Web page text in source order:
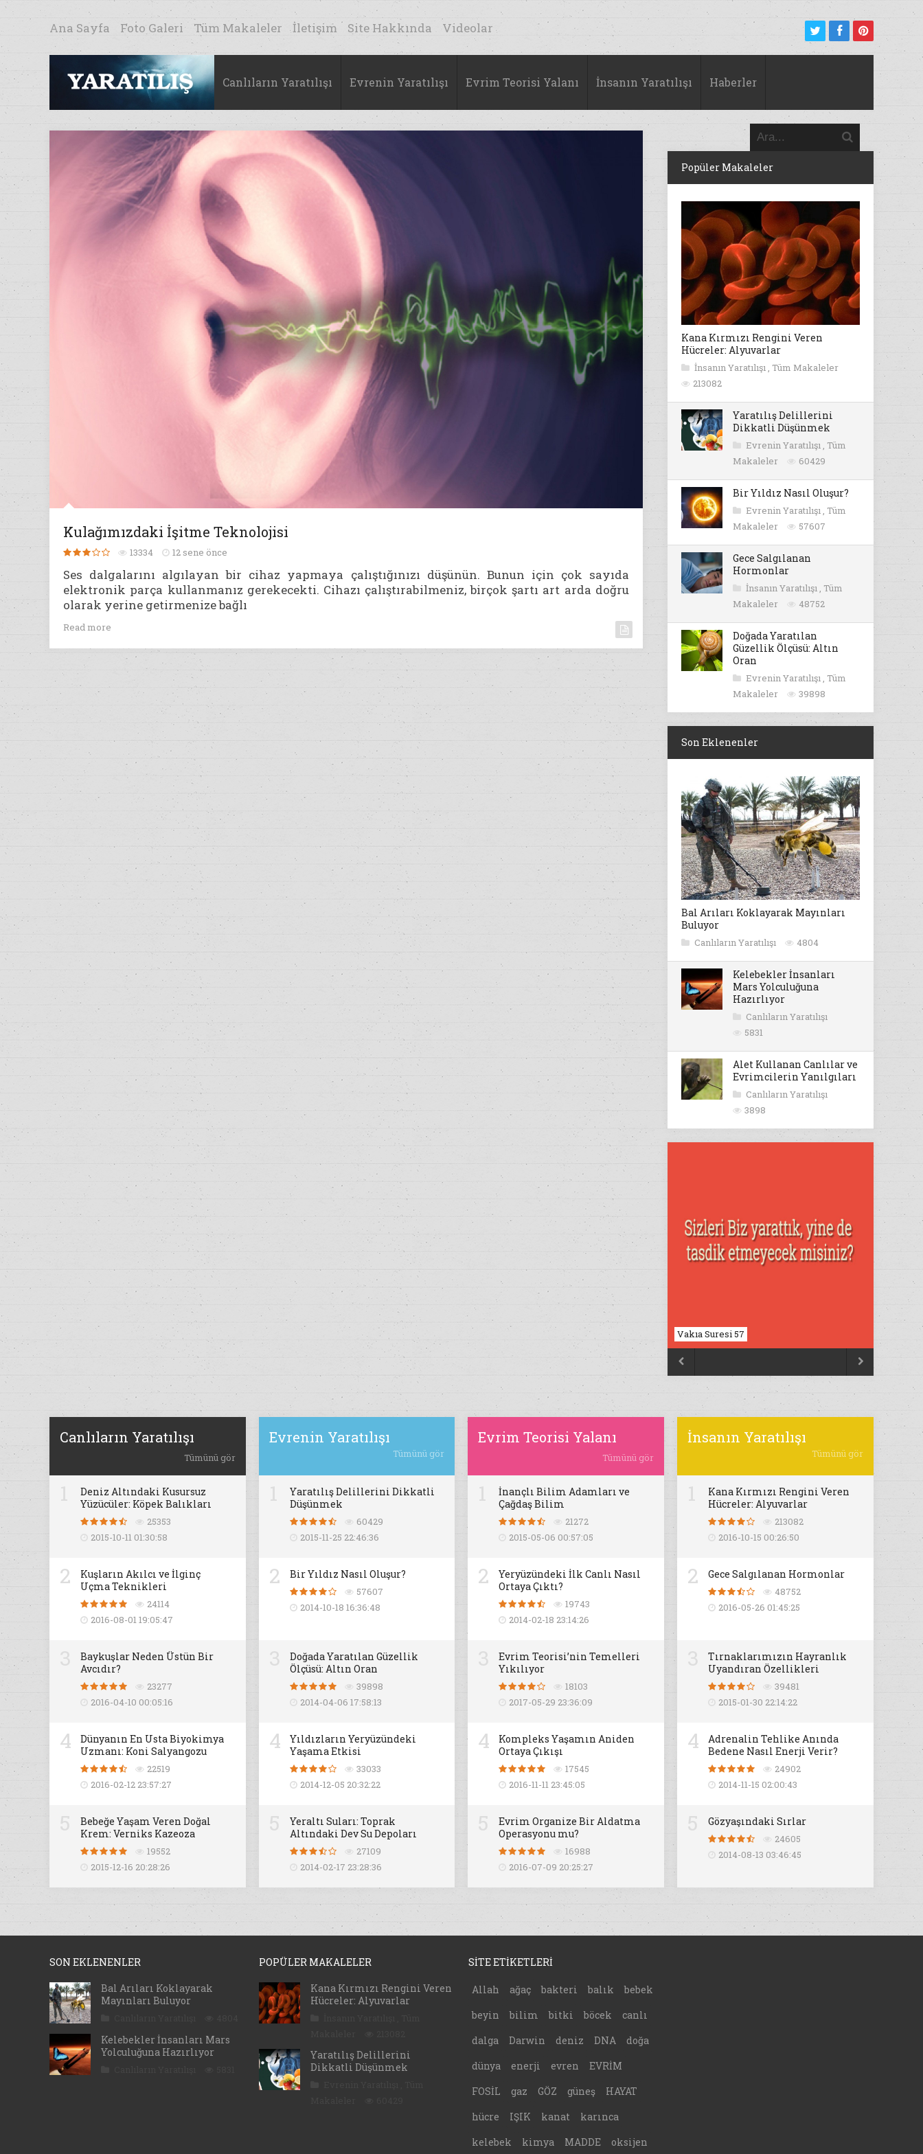
Ana Sayfa Foto Galeri Tüm Makaleler İletişim Site Hakkında Videolar
Canlıların Yaratılışı Evrenin Yaratılışı Evrim Teorisi Yalanı İnsanın Yaratılışı Haberler
Kulağımızdaki İşitme Teknolojisi
13334 12 sene önce
Ses dalgalarını algılayan bir cihaz yapmaya çalıştığınızı düşünün. Bunun için çok sayıda
elektronik parça kullanmanız gerekecekti. Cihazı çalıştırabilmeniz, birçok şartı art arda doğru
olarak yerine getirmenize bağlı
Read more
Popüler Makaleler
Kana Kırmızı Rengini Veren
Hücreler: Alyuvarlar
İnsanın Yaratılışı , Tüm Makaleler
213082
Yaratılış Delillerini
Dikkatli Düşünmek
Evrenin Yaratılışı , Tüm
Makaleler
60429
Bir Yıldız Nasıl Oluşur?
Evrenin Yaratılışı , Tüm
Makaleler
57607
Gece Salgılanan
Hormonlar
İnsanın Yaratılışı , Tüm
Makaleler
48752
Doğada Yaratılan
Güzellik Ölçüsü: Altın
Oran
Evrenin Yaratılışı , Tüm
Makaleler
39898
Son Eklenenler
Bal Arıları Koklayarak Mayınları
Buluyor
Canlıların Yaratılışı 4804
Kelebekler İnsanları
Mars Yolculuğuna
Hazırlıyor
Canlıların Yaratılışı
5831
Alet Kullanan Canlılar ve
Evrimcilerin Yanılgıları
Canlıların Yaratılışı
3898
Vakıa Suresi 57
 
Canlıların Yaratılışı
Tümünü gör
Deniz Altındaki Kusursuz
Yüzücüler: Köpek Balıkları
25353
2015-10-11 01:30:58
2
Kuşların Akılcı ve İlginç
Uçma Teknikleri
24114
2016-08-01 19:05:47
Baykuşlar Neden Üstün Bir
Avcıdır?
23277
2016-04-10 00:05:16
4
Dünyanın En Usta Biyokimya
Uzmanı: Koni Salyangozu
22519
2016-02-12 23:57:27
Bebeğe Yaşam Veren Doğal
Krem: Verniks Kazeoza
19552
2015-12-16 20:28:26
Evrenin Yaratılışı
Tümünü gör
Yaratılış Delillerini Dikkatli
Düşünmek
60429
2015-11-25 22:46:36
2 Bir Yıldız Nasıl Oluşur?
57607
2014-10-18 16:36:48
Doğada Yaratılan Güzellik
Ölçüsü: Altın Oran
39898
2014-04-06 17:58:13
4
Yıldızların Yeryüzündeki
Yaşama Etkisi
33033
2014-12-05 20:32:22
Yeraltı Suları: Toprak
Altındaki Dev Su Depoları
27109
2014-02-17 23:28:36
Evrim Teorisi Yalanı
Tümünü gör
İnançlı Bilim Adamları ve
Çağdaş Bilim
21272
2015-05-06 00:57:05
2
Yeryüzündeki İlk Canlı Nasıl
Ortaya Çıktı?
19743
2014-02-18 23:14:26
Evrim Teorisi’nin Temelleri
Yıkılıyor
18103
2017-05-29 23:36:09
4
Kompleks Yaşamın Aniden
Ortaya Çıkışı
17545
2016-11-11 23:45:05
Evrim Organize Bir Aldatma
Operasyonu mu?
16988
2016-07-09 20:25:27
İnsanın Yaratılışı
Tümünü gör
Kana Kırmızı Rengini Veren
Hücreler: Alyuvarlar
213082
2016-10-15 00:26:50
2 Gece Salgılanan Hormonlar
48752
2016-05-26 01:45:25
Tırnaklarımızın Hayranlık
Uyandıran Özellikleri
39481
2015-01-30 22:14:22
4
Adrenalin Tehlike Anında
Bedene Nasıl Enerji Verir?
24902
2014-11-15 02:00:43
Gözyaşındaki Sırlar
24605
2014-08-13 03:46:45
SON EKLENENLER
Bal Arıları Koklayarak
Mayınları Buluyor
Kelebekler İnsanları Mars
Yolculuğuna Hazırlıyor
POPÜLER MAKALELER
Kana Kırmızı Rengini Veren
Hücreler: Alyuvarlar
Yaratılış Delillerini
Dikkatli Düşünmek
SİTE ETİKETLERİ
Allah ağaç bakteri balık
bebek
beyin
bilim bitki böcek
canlı
dalga
Darwin deniz DNA
doğa
dünya
enerji evren
EVRİM
FOSİL
gaz GÖZ güneş
HAYAT
hücre
IŞIK kanat
karınca
kelebek
kimya MADDE oksijen